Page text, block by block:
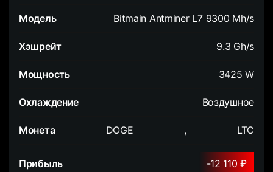
Bitmain Antminer L7 9300 Mh/s
9.3 Gh/s
3425 W
Воздушное
DOGE , LTC
-12 110 ₽